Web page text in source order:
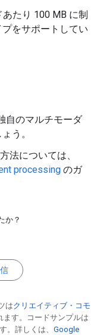
たり 100 MB に制
をサポートしてい
自のマルチモーダ
う。
法については、
processing のガ
か？
はクリエイティブ・コモ
ます。コードサンプルは
。詳しくは、 Google